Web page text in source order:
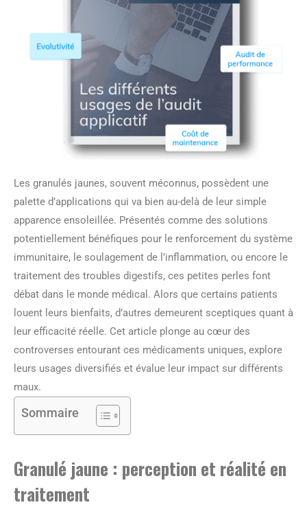
Les granulés jaunes, souvent méconnus, possèdent une
palette d’applications qui va bien au-delà de leur simple
apparence ensoleillée. Présentés comme des solutions
potentiellement bénéfiques pour le renforcement du système
immunitaire, le soulagement de l’inflammation, ou encore le
traitement des troubles digestifs, ces petites perles font
débat dans le monde médical. Alors que certains patients
louent leurs bienfaits, d’autres demeurent sceptiques quant à
leur efficacité réelle. Cet article plonge au cœur des
controverses entourant ces médicaments uniques, explore
leurs usages diversifiés et évalue leur impact sur différents
maux.
Sommaire
Granulé jaune : perception et réalité en
traitement